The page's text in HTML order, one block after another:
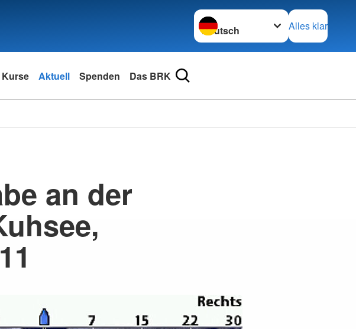
Sprache wechseln zu
Alles klar
Kurse Aktuell Spenden Das BRK
an der